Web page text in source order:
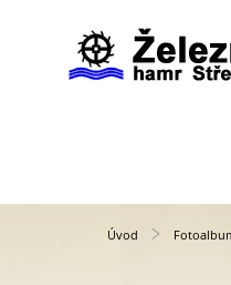
Úvod